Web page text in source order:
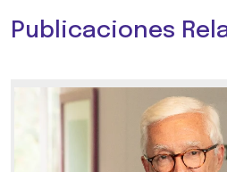
Publicaciones